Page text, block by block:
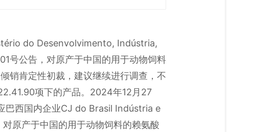
do Desenvolvimento, Indústria,
公告，对原产于中国的用于动物饲料
肯定性初裁，建议继续进行调查，不
项下的产品。2024年12月27
巴西国内企业CJ do Brasil Indústria e
原产于中国的用于动物饲料的赖氨酸